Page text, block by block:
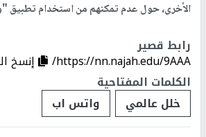
الأخرى، حول عدم تمكنهم من استخدام
رابط قصير
https://nn.najah.edu/9AAA/
إنسخ
الكلمات المفتاحية
خلل عالمي
واتس اب